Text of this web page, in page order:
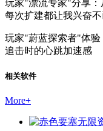
玩家"漂流专家"分享：
每次扩建都让我兴奋不
玩家"蔚蓝探索者"体验
追击时的心跳加速感
相关软件
More+